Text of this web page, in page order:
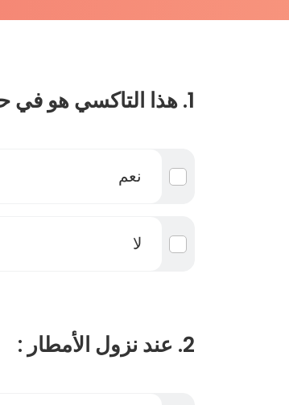
1. هذا التاكسي هو في حالة مباشرة للمهنة :
نعم
لا
2. عند نزول الأمطار :